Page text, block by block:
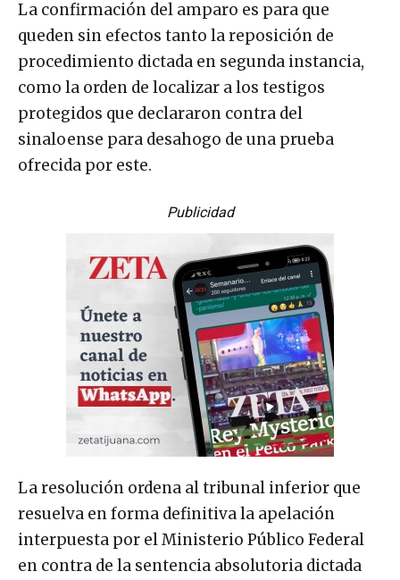
La confirmación del amparo es para que
queden sin efectos tanto la reposición de
procedimiento dictada en segunda instancia,
como la orden de localizar a los testigos
protegidos que declararon contra del
sinaloense para desahogo de una prueba
ofrecida por este.
Publicidad
La resolución ordena al tribunal inferior que
resuelva en forma definitiva la apelación
interpuesta por el Ministerio Público Federal
en contra de la sentencia absolutoria dictada